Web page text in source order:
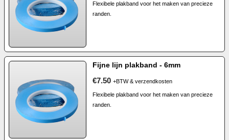
Flexibele plakband voor het maken van precieze
randen.
Fijne lijn plakband - 6mm
€7.50 +BTW & verzendkosten
Flexibele plakband voor het maken van precieze
randen.